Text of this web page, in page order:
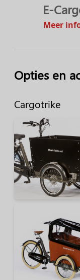
E-
Meer
Opties en
Cargotrike